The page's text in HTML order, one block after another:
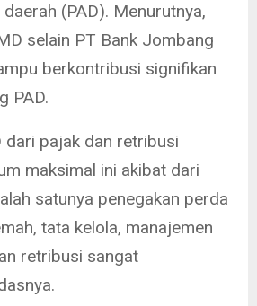
(PAD). Menurutnya,
selain PT Bank Jombang
berkontribusi signifikan
PAD.
dari pajak dan retribusi
maksimal ini akibat dari
satunya penegakan perda
tata kelola, manajemen
retribusi sangat